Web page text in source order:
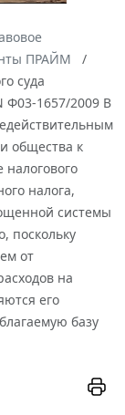
ПРАЙМ
суда
Ф03-1657/2009 В
общества к
налогового
налога,
системы
поскольку
от
на
его
базу